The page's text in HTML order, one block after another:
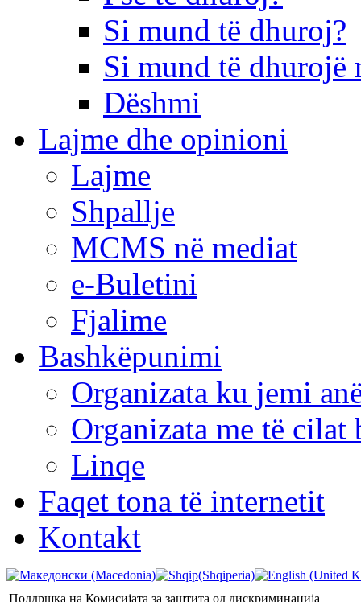
Si mund të dhuroj?
Si mund të dhurojë
Dëshmi
Lajme dhe opinioni
Lajme
Shpallje
MCMS në mediat
e-Buletini
Fjalime
Bashkëpunimi
Organizata ku jemi
Organizata me të cilat
Linqe
Faqet tona të internetit
Kontakt
Поддршка на Комисијата за заштита од дискриминација